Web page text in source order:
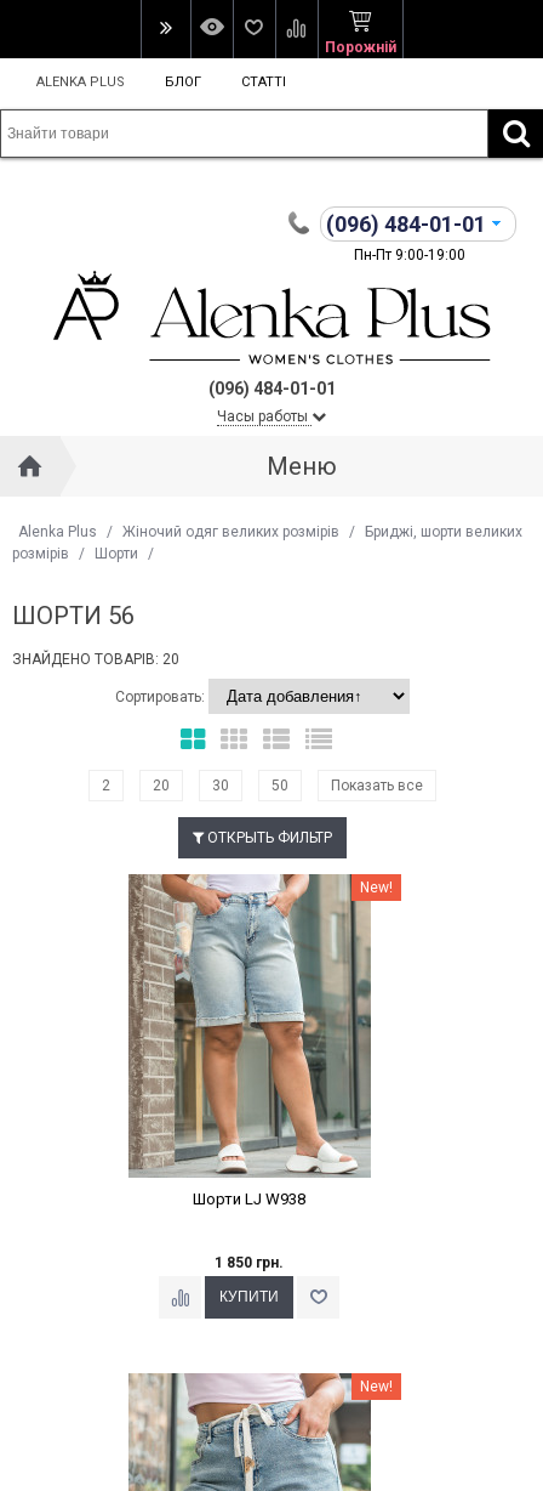
Порожній
ALENKA PLUS БЛОГ СТАТТІ
(096) 484-01-01
Пн-Пт 9:00-19:00
(096) 484-01-01
Часы работы
Меню
Alenka Plus / Жіночий одяг великих розмірів /
Бриджі, шорти великих
розмірів
/ Шорти /
ШОРТИ 56
ЗНАЙДЕНО ТОВАРІВ: 20
Сортировать:
2 20 30 50 Показать все
ОТКРЫТЬ ФИЛЬТР
Наклейки Варіант з % New!
Шорти LJ W938
1 850 грн.
Наклейки Варіант з % New!